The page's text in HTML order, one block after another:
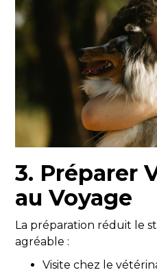
3. Préparer
au Voyage
La préparation réduit le
agréable :
Visite chez le